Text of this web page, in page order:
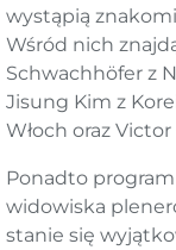
wystąpią
Wśród nich
Schwachhöfer z
Jisung Kim z
Włoch oraz
Ponadto
widowiska
stanie się